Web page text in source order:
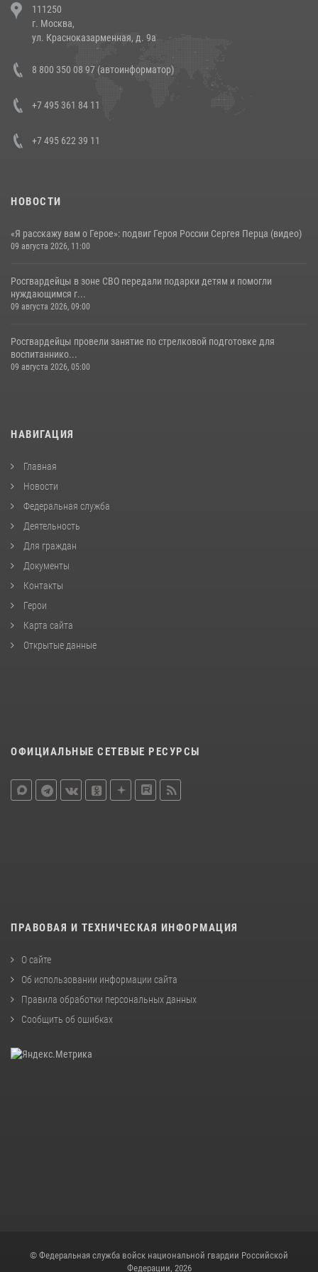
напавших на бригаду скорой помощи (видео)
14 июля 2026, 12:20
Состоялась рабочая встреча директора Росгвардии Героя России
генерала армии Виктора Золотова с заместителем полномочного
представителя Президента Российской Федерации в Северо-
Кавказском федеральном округе Виталием Кузнецовым
111250
г. Москва,
ул. Красноказарменная, д. 9а
8 800 350 08 97 (автоинформатор)
+7 495 361 84 11
+7 495 622 39 11
НОВОСТИ
«Я расскажу вам о Герое»: подвиг Героя России Сергея Перца (видео)
09 августа 2026, 11:00
Росгвардейцы в зоне СВО передали подарки детям и помогли
нуждающимся г...
09 августа 2026, 09:00
Росгвардейцы провели занятие по стрелковой подготовке для
воспитаннико...
09 августа 2026, 05:00
НАВИГАЦИЯ
Главная
Новости
Федеральная служба
Деятельность
Для граждан
Документы
Контакты
Герои
Карта сайта
Открытые данные
ОФИЦИАЛЬНЫЕ СЕТЕВЫЕ РЕСУРСЫ
ПРАВОВАЯ И ТЕХНИЧЕСКАЯ ИНФОРМАЦИЯ
О сайте
Об использовании информации сайта
Правила обработки персональных данных
Сообщить об ошибках
© Федеральная служба войск национальной гвардии Российской
Федерации, 2026